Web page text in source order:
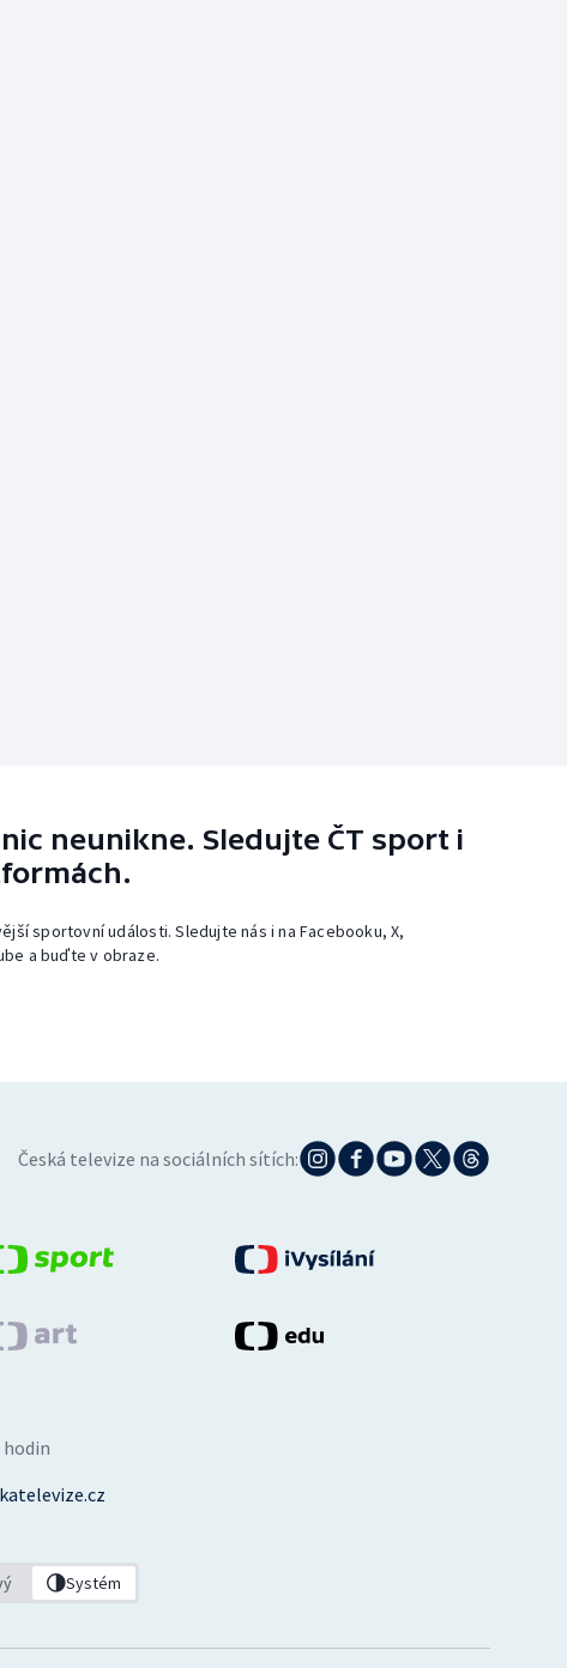
neunikne. Sledujte ČT sport i
sportovní události. Sledujte nás i na Facebooku, X,
a buďte v obraze.
Česká televize na sociálních sítích:
hodin
Systém